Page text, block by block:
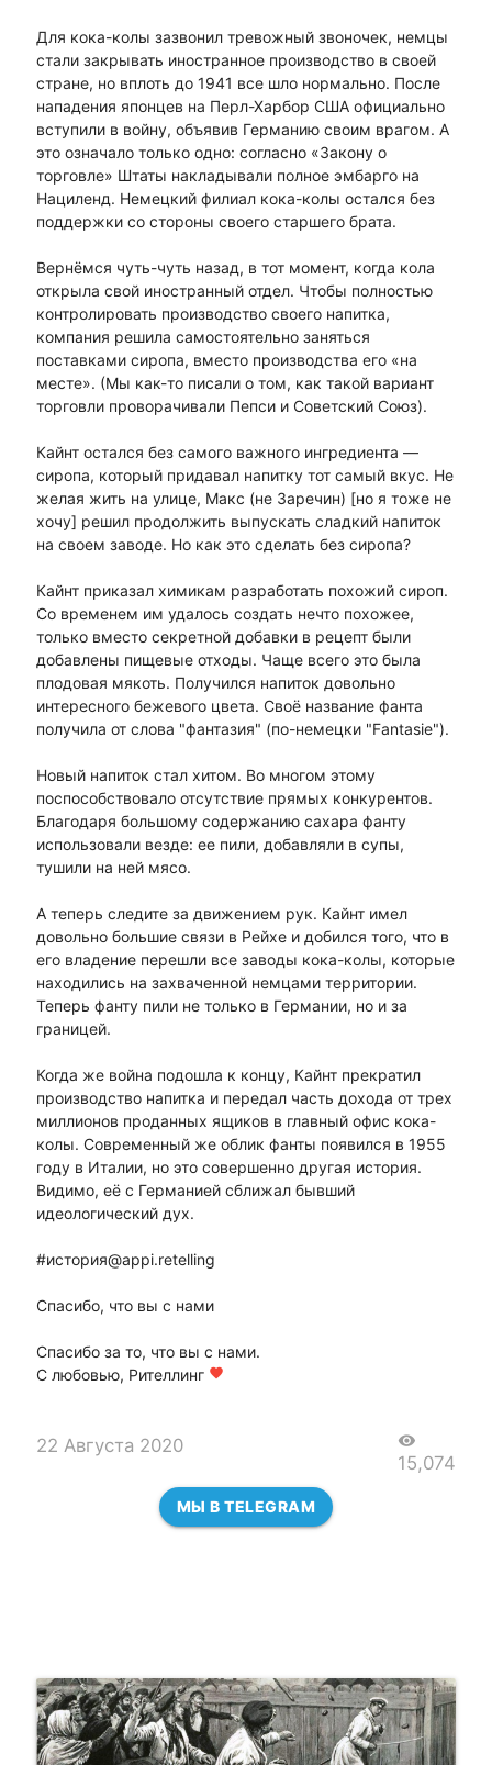
Для кока-колы зазвонил тревожный звоночек, немцы
стали закрывать иностранное производство в своей
стране, но вплоть до 1941 все шло нормально. После
нападения японцев на Перл-Харбор США официально
вступили в войну, объявив Германию своим врагом. А
это означало только одно: согласно «Закону о
торговле» Штаты накладывали полное эмбарго на
Нациленд. Немецкий филиал кока-колы остался без
поддержки со стороны своего старшего брата.
Вернёмся чуть-чуть назад, в тот момент, когда кола
открыла свой иностранный отдел. Чтобы полностью
контролировать производство своего напитка,
компания решила самостоятельно заняться
поставками сиропа, вместо производства его «на
месте». (Мы как-то писали о том, как такой вариант
торговли проворачивали Пепси и Советский Союз).
Кайнт остался без самого важного ингредиента —
сиропа, который придавал напитку тот самый вкус. Не
желая жить на улице, Макс (не Заречин) [но я тоже не
хочу] решил продолжить выпускать сладкий напиток
на своем заводе. Но как это сделать без сиропа?
Кайнт приказал химикам разработать похожий сироп.
Со временем им удалось создать нечто похожее,
только вместо секретной добавки в рецепт были
добавлены пищевые отходы. Чаще всего это была
плодовая мякоть. Получился напиток довольно
интересного бежевого цвета. Своё название фанта
получила от слова "фантазия" (по-немецки "Fantasie").
Новый напиток стал хитом. Во многом этому
поспособствовало отсутствие прямых конкурентов.
Благодаря большому содержанию сахара фанту
использовали везде: ее пили, добавляли в супы,
тушили на ней мясо.
А теперь следите за движением рук. Кайнт имел
довольно большие связи в Рейхе и добился того, что в
его владение перешли все заводы кока-колы, которые
находились на захваченной немцами территории.
Теперь фанту пили не только в Германии, но и за
границей.
Когда же война подошла к концу, Кайнт прекратил
производство напитка и передал часть дохода от трех
миллионов проданных ящиков в главный офис кока-
колы. Современный же облик фанты появился в 1955
году в Италии, но это совершенно другая история.
Видимо, её с Германией сближал бывший
идеологический дух.
#история@appi.retelling
Спасибо, что вы с нами
Спасибо за то, что вы с нами.
С любовью, Рителлинг favorite
22 Августа 2020 visibility
15,074
МЫ В TELEGRAM